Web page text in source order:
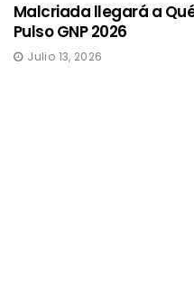
Malcriada llegará a
Pulso GNP 2026
Julio 13, 2026